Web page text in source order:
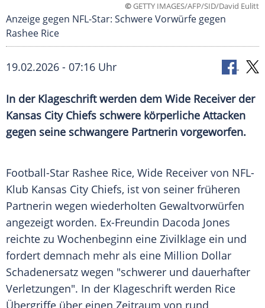
©GETTY IMAGES/AFP/SID/David Eulitt
Anzeige gegen NFL-Star: Schwere Vorwürfe gegen
Rashee Rice
19.02.2026 - 07:16 Uhr
In der Klageschrift werden dem Wide Receiver der
Kansas City Chiefs schwere körperliche Attacken
gegen seine schwangere Partnerin vorgeworfen.
Football-Star Rashee Rice, Wide Receiver von NFL-
Klub Kansas City Chiefs, ist von seiner früheren
Partnerin wegen wiederholten Gewaltvorwürfen
angezeigt worden. Ex-Freundin Dacoda Jones
reichte zu Wochenbeginn eine Zivilklage ein und
fordert demnach mehr als eine Million Dollar
Schadenersatz wegen "schwerer und dauerhafter
Verletzungen". In der Klageschrift werden Rice